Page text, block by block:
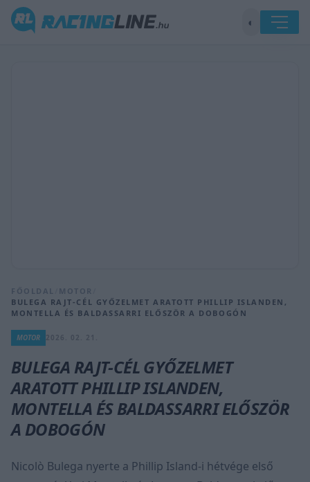
◐
FŐOLDAL MOTOR
BULEGA RAJT-CÉL GYŐZELMET ARATOTT PHILLIP ISLANDEN,
MONTELLA ÉS BALDASSARRI ELŐSZÖR A DOBOGÓN
MOTOR
BULEGA RAJT-CÉL GYŐZELMET
ARATOTT PHILLIP ISLANDEN,
MONTELLA ÉS BALDASSARRI ELŐSZÖR
A DOBOGÓN
Nicolò Bulega nyerte a Phillip Island-i hétvége első